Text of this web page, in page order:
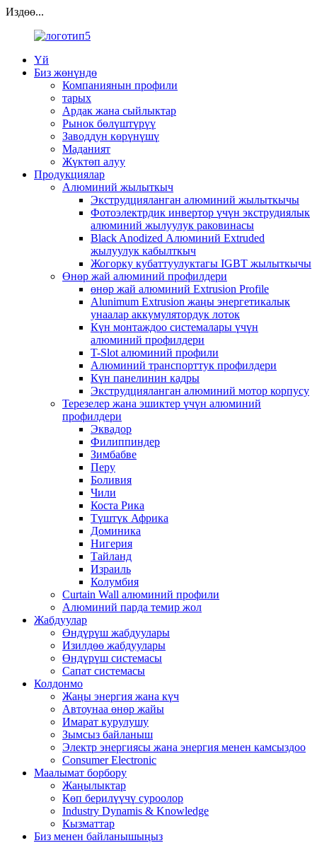
Издөө...
Үй
Биз жөнүндө
Компаниянын профили
тарых
Ардак жана сыйлыктар
Рынок бөлүштүрүү
Заводдун көрүнүшү
Маданият
Жүктөп алуу
Продукциялар
Алюминий жылыткыч
Экструдцияланган алюминий жылыткычы
Фотоэлектрдик инвертор үчүн экструдиялык
алюминий жылуулук раковинасы
Black Anodized Алюминий Extruded
жылуулук кабылткыч
Жогорку кубаттуулуктагы IGBT жылыткычы
Өнөр жай алюминий профилдери
өнөр жай алюминий Extrusion Profile
Alunimum Extrusion жаңы энергетикалык
унаалар аккумулятордук лоток
Күн монтаждоо системалары үчүн
алюминий профилдери
T-Slot алюминий профили
Алюминий транспорттук профилдери
Күн панелинин кадры
Экструдцияланган алюминий мотор корпусу
Терезелер жана эшиктер үчүн алюминий
профилдери
Эквадор
Филиппиндер
Зимбабве
Перу
Боливия
Чили
Коста Рика
Түштүк Африка
Доминика
Нигерия
Тайланд
Израиль
Колумбия
Curtain Wall алюминий профили
Алюминий парда темир жол
Жабдуулар
Өндүрүш жабдуулары
Изилдөө жабдуулары
Өндүрүш системасы
Сапат системасы
Колдонмо
Жаңы энергия жана күч
Автоунаа өнөр жайы
Имарат курулушу
Зымсыз байланыш
Электр энергиясы жана энергия менен камсыздоо
Consumer Electronic
Маалымат борбору
Жаңылыктар
Көп берилүүчү суроолор
Industry Dynamis & Knowledge
Кызматтар
Биз менен байланышыңыз